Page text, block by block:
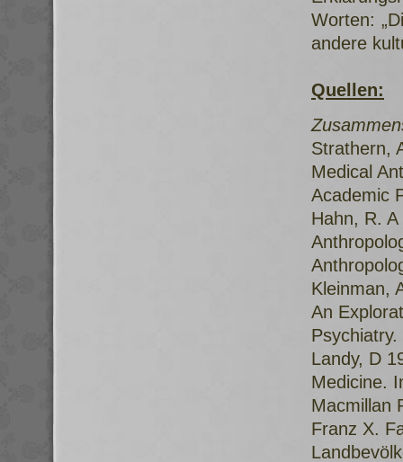
Worten:
andere
Quellen:
Strathern,
Medical
Academic
Hahn, R.
Kleinman,
An
Landy, D
Medicine.
Macmillan
Franz X.